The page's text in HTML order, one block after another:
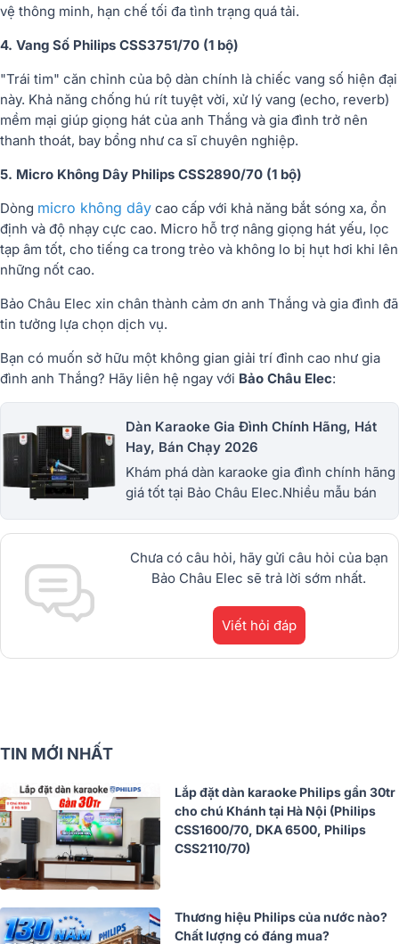
vệ thông minh, hạn chế tối đa tình trạng quá tải.
4. Vang Số Philips CSS3751/70 (1 bộ)
"Trái tim" căn chỉnh của bộ dàn chính là chiếc vang số hiện đại
này. Khả năng chống hú rít tuyệt vời, xử lý vang (echo, reverb)
mềm mại giúp giọng hát của anh Thắng và gia đình trở nên
thanh thoát, bay bổng như ca sĩ chuyên nghiệp.
5. Micro Không Dây Philips CSS2890/70 (1 bộ)
Dòng micro không dây cao cấp với khả năng bắt sóng xa, ổn
định và độ nhạy cực cao. Micro hỗ trợ nâng giọng hát yếu, lọc
tạp âm tốt, cho tiếng ca trong trẻo và không lo bị hụt hơi khi lên
những nốt cao.
Bảo Châu Elec xin chân thành cảm ơn anh Thắng và gia đình đã
tin tưởng lựa chọn dịch vụ.
Bạn có muốn sở hữu một không gian giải trí đỉnh cao như gia
đình anh Thắng? Hãy liên hệ ngay với Bảo Châu Elec:
Dàn Karaoke Gia Đình Chính Hãng, Hát
Hay, Bán Chạy 2026
Khám phá dàn karaoke gia đình chính hãng
giá tốt tại Bảo Châu Elec.Nhiều mẫu bán
dBTechnologies, Philips Cao
Cấp.1900.0255
Chưa có câu hỏi, hãy gửi câu hỏi của bạn
Bảo Châu Elec sẽ trả lời sớm nhất.
Viết hỏi đáp
TIN MỚI NHẤT
Lắp đặt dàn karaoke Philips gần 30tr
cho chú Khánh tại Hà Nội (Philips
CSS1600/70, DKA 6500, Philips
CSS2110/70)
Thương hiệu Philips của nước nào?
Chất lượng có đáng mua?